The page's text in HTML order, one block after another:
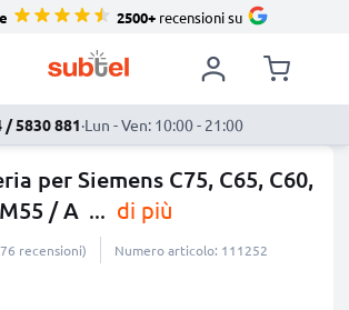
2500+recensioni su
/ 5830 881·Lun - Ven: 10:00 - 21:00
per Siemens C75, C65, C60,
/ A ... di più
recensioni) Numero articolo: 111252